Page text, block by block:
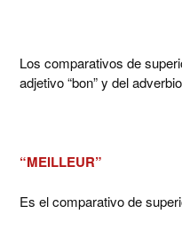
Los comparativos de
adjetivo “bon” y del
“MEILLEUR”
Es el comparativo de